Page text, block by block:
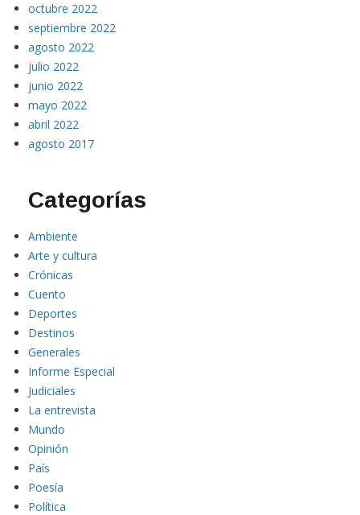
octubre 2022
septiembre 2022
agosto 2022
julio 2022
junio 2022
mayo 2022
abril 2022
agosto 2017
Categorías
Ambiente
Arte y cultura
Crónicas
Cuento
Deportes
Destinos
Generales
Informe Especial
Judiciales
La entrevista
Mundo
Opinión
País
Poesía
Política